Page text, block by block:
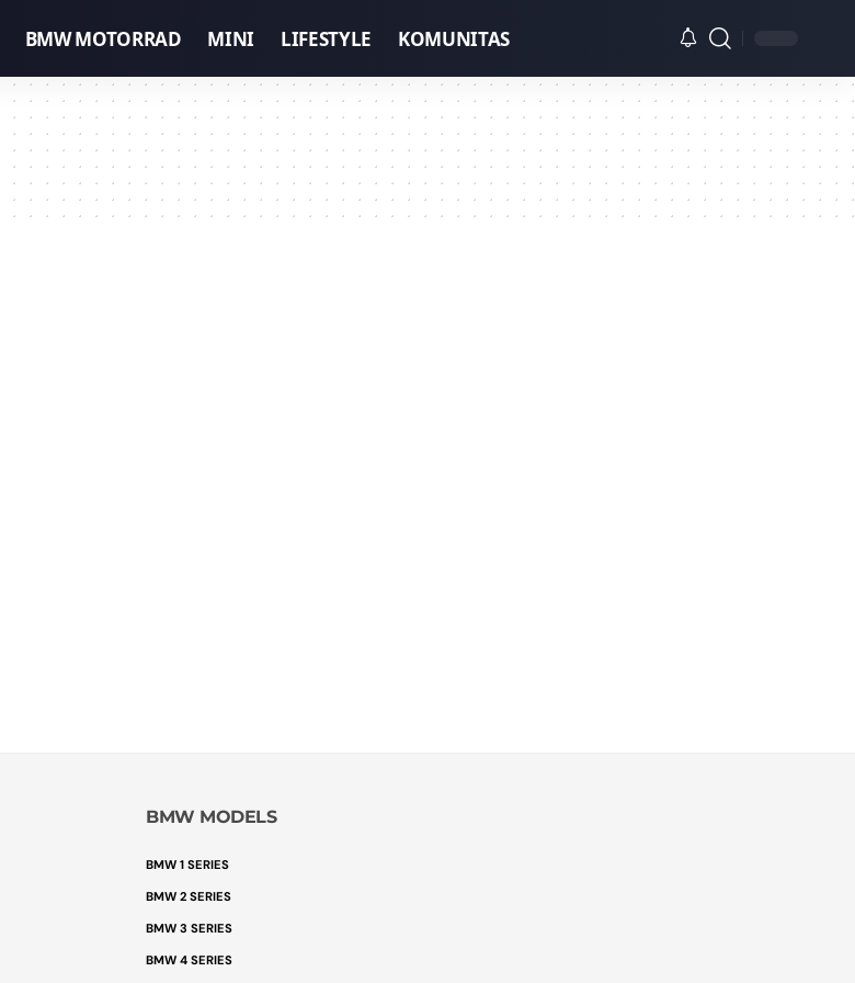
BMW MOTORRAD MINI LIFESTYLE KOMUNITAS
BMW MODELS
BMW 1 SERIES
BMW 2 SERIES
BMW 3 SERIES
BMW 4 SERIES